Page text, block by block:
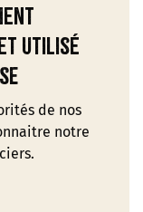
utilisé
de nos
notre